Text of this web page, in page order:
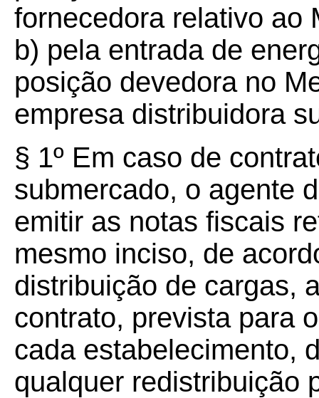
fornecedora relativo ao
b) pela entrada de
posição devedora no
empresa distribuidora
§ 1º Em caso de
submercado, o agente
emitir as notas fiscais
mesmo inciso, de
distribuição de cargas,
contrato, prevista para
cada estabelecimento,
qualquer redistribuição